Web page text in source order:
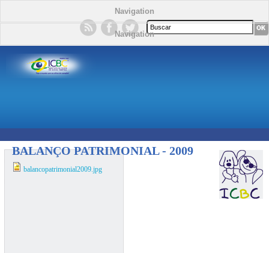
Navigation
NavigationFormulário de busca
BALANÇO PATRIMONIAL - 2009
balancopatrimonial2009.jpg